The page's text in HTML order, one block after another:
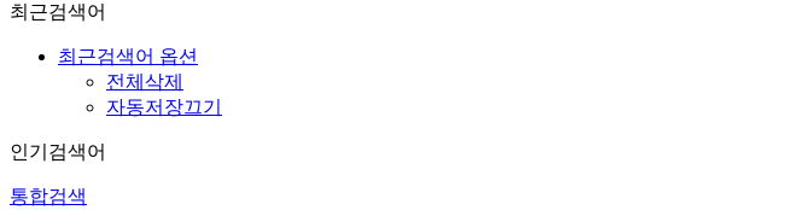
최근검색어
최근검색어 옵션
전체삭제
자동저장끄기
인기검색어
통합검색